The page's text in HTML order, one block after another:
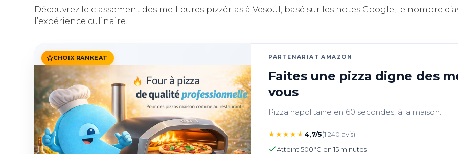
Découvrez le classement des meilleures pizzérias à Vesoul, basé sur les notes Google, le nombre
l’expérience culinaire.
CHOIX RANKEAT PARTENARIAT AMAZON
Faites une pizza digne des
vous
Pizza napolitaine en 60 secondes, à la maison.
★★★★★ 4,7/5(1 240 avis)
Atteint 500°C en 15 minutes